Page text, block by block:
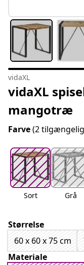
vidaXL
vidaXL
mangotræ
Farve(2
Sort Grå
Størrelse
60 x 60 x 75 cm
Materiale